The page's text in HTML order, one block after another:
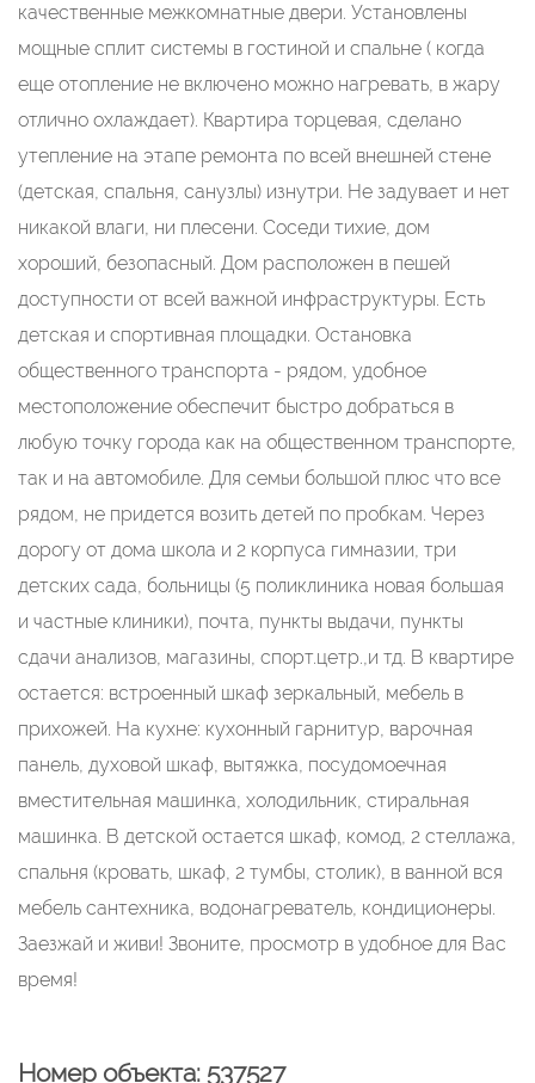
качественные межкомнатные двери. Установлены
мощные сплит системы в гостиной и спальне ( когда
еще отопление не включено можно нагревать, в жару
отлично охлаждает). Квартира торцевая, сделано
утепление на этапе ремонта по всей внешней стене
(детская, спальня, санузлы) изнутри. Не задувает и нет
никакой влаги, ни плесени. Соседи тихие, дом
хороший, безопасный. Дом расположен в пешей
доступности от всей важной инфраструктуры. Есть
детская и спортивная площадки. Остановка
общественного транспорта - рядом, удобное
местоположение обеспечит быстро добраться в
любую точку города как на общественном транспорте,
так и на автомобиле. Для семьи большой плюс что все
рядом, не придется возить детей по пробкам. Через
дорогу от дома школа и 2 корпуса гимназии, три
детских сада, больницы (5 поликлиника новая большая
и частные клиники), почта, пункты выдачи, пункты
сдачи анализов, магазины, спорт.цетр.,и тд. В квартире
остается: встроенный шкаф зеркальный, мебель в
прихожей. На кухне: кухонный гарнитур, варочная
панель, духовой шкаф, вытяжка, посудомоечная
вместительная машинка, холодильник, стиральная
машинка. В детской остается шкаф, комод, 2 стеллажа,
спальня (кровать, шкаф, 2 тумбы, столик), в ванной вся
мебель сантехника, водонагреватель, кондиционеры.
Заезжай и живи! Звоните, просмотр в удобное для Вас
время!
Номер объекта: 537527